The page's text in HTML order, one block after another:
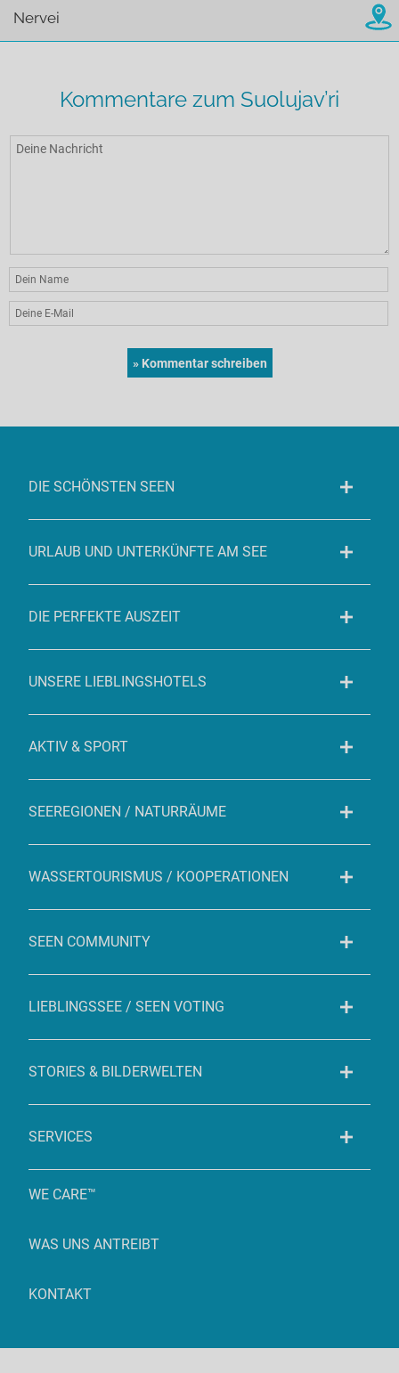
Nervei
Kommentare zum Suolujav’ri
DIE SCHÖNSTEN SEEN
URLAUB UND UNTERKÜNFTE AM SEE
DIE PERFEKTE AUSZEIT
UNSERE LIEBLINGSHOTELS
AKTIV & SPORT
SEEREGIONEN / NATURRÄUME
WASSERTOURISMUS / KOOPERATIONEN
SEEN COMMUNITY
LIEBLINGSSEE / SEEN VOTING
STORIES & BILDERWELTEN
SERVICES
WE CARE™
WAS UNS ANTREIBT
KONTAKT